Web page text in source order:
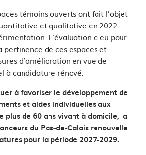
témoins ouverts ont fait l’objet
et qualitative en 2022
L’évaluation a eu pour
pertinence de ces espaces et
d’amélioration en vue de
à candidature rénové.
à favoriser le développement de
et aides individuelles aux
plus de 60 ans vivant à domicile, la
du Pas-de-Calais renouvelle
pour la période 2027-2029.